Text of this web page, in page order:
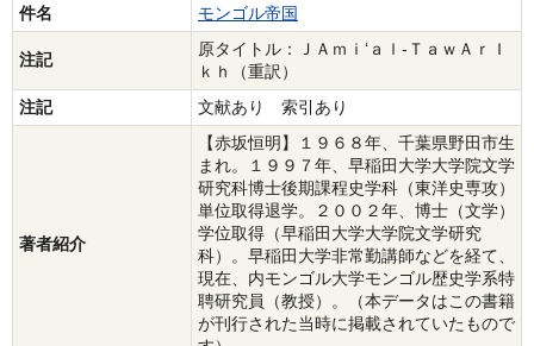
件名
モンゴル帝国
注記
原タイトル：ＪＡｍｉ‘ａｌ‐ＴａｗＡｒＩ
ｋｈ（重訳）
注記
文献あり 索引あり
著者紹介
【赤坂恒明】１９６８年、千葉県野田市生
まれ。１９９７年、早稲田大学大学院文学
研究科博士後期課程史学科（東洋史専攻）
単位取得退学。２００２年、博士（文学）
学位取得（早稲田大学大学院文学研究
科）。早稲田大学非常勤講師などを経て、
現在、内モンゴル大学モンゴル歴史学系特
聘研究員（教授）。（本データはこの書籍
が刊行された当時に掲載されていたもので